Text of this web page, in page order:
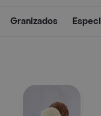
Granizados